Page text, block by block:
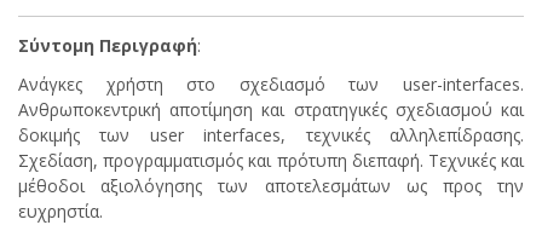
Σύντομη Περιγραφή:
Ανάγκες χρήστη στο σχεδιασμό των user-interfaces.
Ανθρωποκεντρική αποτίμηση και στρατηγικές σχεδιασμού και
δοκιμής των user interfaces, τεχνικές αλληλεπίδρασης.
Σχεδίαση, προγραμματισμός και πρότυπη διεπαφή. Τεχνικές και
μέθοδοι αξιολόγησης των αποτελεσμάτων ως προς την
ευχρηστία.